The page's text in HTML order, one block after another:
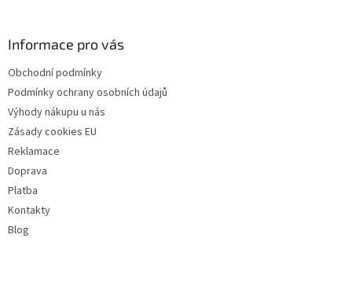
Informace pro vás
Obchodní podmínky
Podmínky ochrany osobních údajů
Výhody nákupu u nás
Zásady cookies EU
Reklamace
Doprava
Platba
Kontakty
Blog